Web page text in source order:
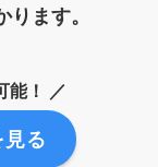
ます。
能！ ／
る